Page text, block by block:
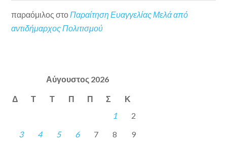
παραόμιλος στοΠαραίτηση Ευαγγελίας Μελά από
αντιδήμαρχος Πολιτισμού
Αύγουστος 2026
Δ Τ Τ Π Π Σ Κ
1
2
3
4 5 6 7 8
9